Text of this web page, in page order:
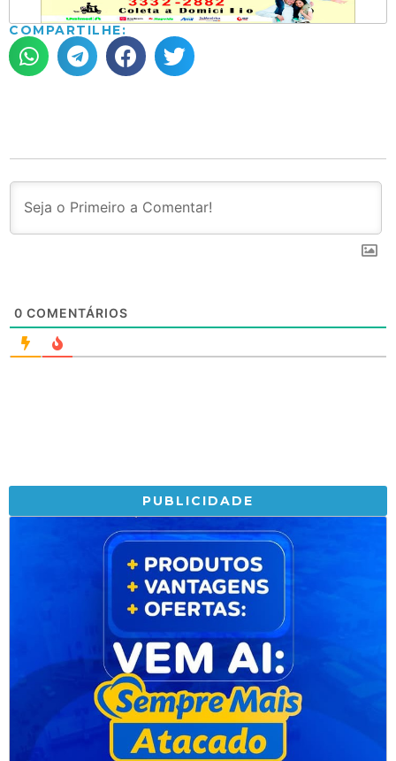
COMPARTILHE:
0 COMENTÁRIOS
PUBLICIDADE